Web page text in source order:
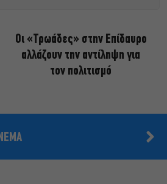
Οι «Τρωάδες» στην Επίδαυρο
αλλάζουν την αντίληψη για
τον πολιτισμό